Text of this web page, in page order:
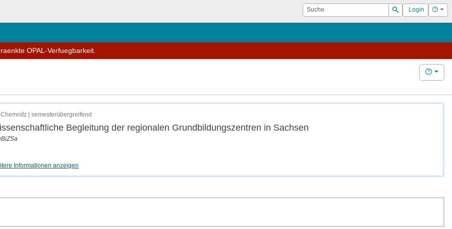
Suche
Suchen
Login Hilfe
OPAL-Verfuegbarkeit.
Hilfe
in Sachsen
| semesterübergreifend
Begleitung der regionalen Grundbildungszentren in Sachsen
Informationen anzeigen